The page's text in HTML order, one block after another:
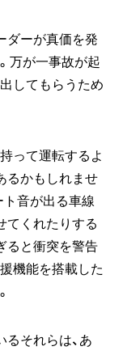
ダーが真価を発
万が一事故が起
してもらうため
って運転するよ
るかもしれませ
ト音が出る車線
てくれたりする
ると衝突を警告
機能を搭載した
るそれらは、あ